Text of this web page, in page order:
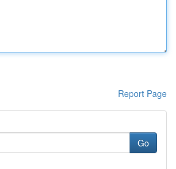
Report Page
Go